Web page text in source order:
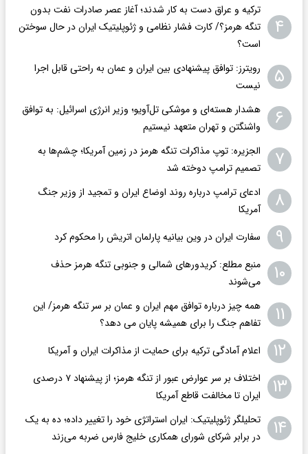
۴
ترکیه و عراق دست به کار شدند؛ آغاز عصر صادرات نفت بدون
تنگه هرمز؟/ کارت فشار نظامی و ژئوپلیتیک ایران در حال سوختن
است؟
۵
رویترز: توافق پیشنهادی بین ایران و عمان به راحتی قابل اجرا
نیست
۶
هشدار هسته‌ای و موشکی تل‌آویو؛ وزیر انرژی اسرائیل: به توافق
واشنگتن و تهران متعهد نیستیم
۷
الجزیره: توپ مذاکرات تنگه هرمز در زمین آمریکا؛ چشم‌ها به
تصمیم ترامپ دوخته شد
۸
ادعای ترامپ درباره روند اوضاع ایران و تمجید از وزیر جنگ
آمریکا
۹ سفارت ایران در وین بیانیه پارلمان اتریش را محکوم کرد
۱۰
منبع مطلع: کریدورهای شمالی و جنوبی تنگه هرمز حذف
می‌شوند
۱۱
همه چیز درباره توافق مهم ایران و عمان بر سر تنگه هرمز/ این
تفاهم جنگ را برای همیشه پایان می دهد؟
۱۲ اعلام آمادگی ترکیه برای حمایت از مذاکرات ایران و آمریکا
۱۳
اختلاف بر سر عوارض عبور از تنگه هرمز؛ از پیشنهاد ۷ درصدی
ایران تا مخالفت قاطع آمریکا
۱۴
تحلیلگر ژئوپلیتیک: ایران استراتژی خود را تغییر داده؛ ده به یک
در برابر شرکای شورای همکاری خلیج فارس ضربه می‌زند